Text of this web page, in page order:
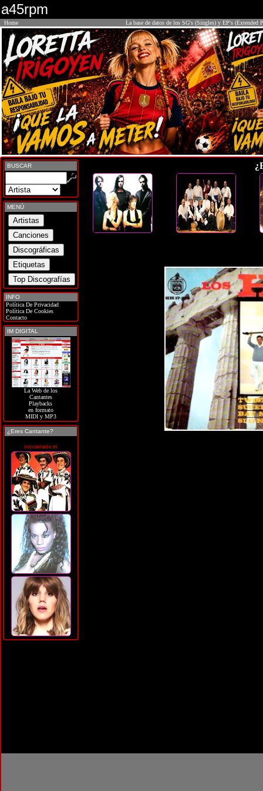
a45rpm
Home La base de datos de los SG's (Singles) y EP's (Extended
BUSCAR
MENÚ
INFO
Política De Privacidad
Política De Cookies
Contacto
IM DIGITAL
La Web de los
Cantantes
Playbacks
en formato
MIDI y MP3
¿Eres Cantante?
soycantante.es